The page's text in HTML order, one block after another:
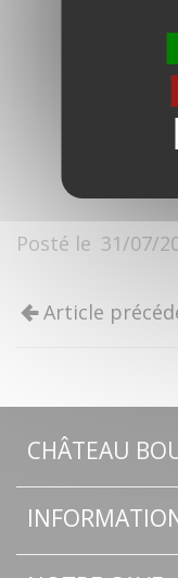
Posté le 31/07/
Article
CHÂTEAU